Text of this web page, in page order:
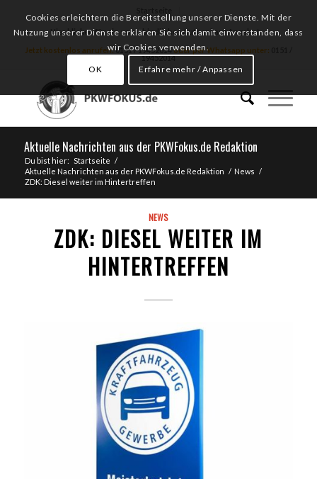
Hier klicken für ein unverbindliches Autoankauf Angebot
Jetzt kostenlos anrufen:0151 / 19452014oder per Whatsapp unter:
19452014
Aktuelle Nachrichten aus der PKWFokus.de Redaktion
Du bist hier: Startseite /
Aktuelle Nachrichten aus der PKWFokus.de Redaktion / News /
ZDK: Diesel weiter im Hintertreffen
NEWS
ZDK: DIESEL WEITER IM
HINTERTREFFEN
Cookies erleichtern die Bereitstellung unserer Dienste. Mit der
Nutzung unserer Dienste erklären Sie sich damit einverstanden, dass
wir Cookies verwenden.
OK Erfahre mehr / Anpassen